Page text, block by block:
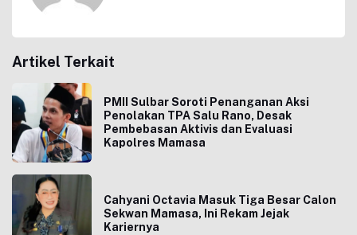
Artikel Terkait
PMII Sulbar Soroti Penanganan Aksi
Penolakan TPA Salu Rano, Desak
Pembebasan Aktivis dan Evaluasi
Kapolres Mamasa
Cahyani Octavia Masuk Tiga Besar Calon
Sekwan Mamasa, Ini Rekam Jejak
Kariernya